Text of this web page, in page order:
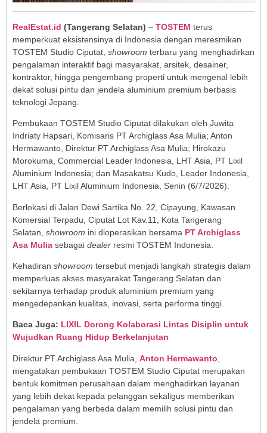
RealEstat.id (Tangerang Selatan) – TOSTEM terus
memperkuat eksistensinya di Indonesia dengan meresmikan
TOSTEM Studio Ciputat, showroom terbaru yang menghadirkan
pengalaman interaktif bagi masyarakat, arsitek, desainer,
kontraktor, hingga pengembang properti untuk mengenal lebih
dekat solusi pintu dan jendela aluminium premium berbasis
teknologi Jepang.
Pembukaan TOSTEM Studio Ciputat dilakukan oleh Juwita
Indriaty Hapsari, Komisaris PT Archiglass Asa Mulia; Anton
Hermawanto, Direktur PT Archiglass Asa Mulia; Hirokazu
Morokuma, Commercial Leader Indonesia, LHT Asia, PT Lixil
Aluminium Indonesia; dan Masakatsu Kudo, Leader Indonesia,
LHT Asia, PT Lixil Aluminium Indonesia, Senin (6/7/2026).
Berlokasi di Jalan Dewi Sartika No. 22, Cipayung, Kawasan
Komersial Terpadu, Ciputat Lot Kav.11, Kota Tangerang
Selatan, showroom ini dioperasikan bersama PT Archiglass
Asa Mulia sebagai dealer resmi TOSTEM Indonesia.
Kehadiran showroom tersebut menjadi langkah strategis dalam
memperluas akses masyarakat Tangerang Selatan dan
sekitarnya terhadap produk aluminium premium yang
mengedepankan kualitas, inovasi, serta performa tinggi.
Baca Juga: LIXIL Dorong Kolaborasi Lintas Disiplin untuk
Wujudkan Ruang Hidup Berkelanjutan
Direktur PT Archiglass Asa Mulia, Anton Hermawanto
mengatakan pembukaan TOSTEM Studio Ciputat merupakan
bentuk komitmen perusahaan dalam menghadirkan layanan
yang lebih dekat kepada pelanggan sekaligus memberikan
pengalaman yang berbeda dalam memilih solusi pintu dan
jendela premium.